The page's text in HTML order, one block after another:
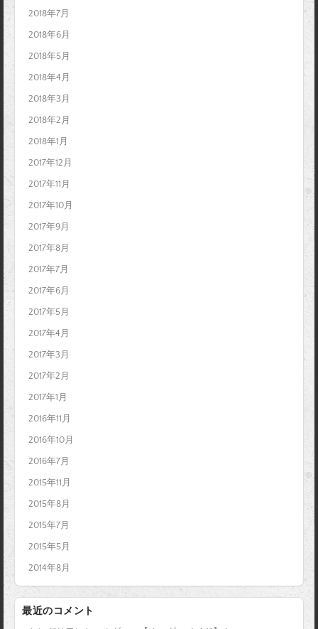
2018年7月
2018年6月
2018年5月
2018年4月
2018年3月
2018年2月
2018年1月
2017年12月
2017年11月
2017年10月
2017年9月
2017年8月
2017年7月
2017年6月
2017年5月
2017年4月
2017年3月
2017年2月
2017年1月
2016年11月
2016年10月
2016年7月
2015年11月
2015年8月
2015年7月
2015年5月
2014年8月
最近のコメント